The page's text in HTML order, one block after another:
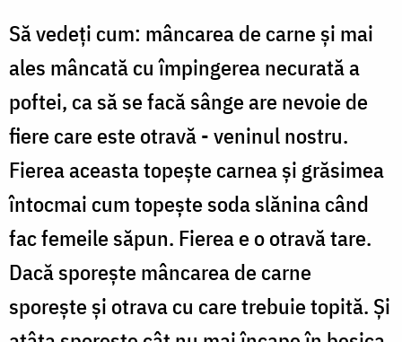
Să vedeţi cum: mâncarea de carne şi mai
ales mâncată cu împingerea necurată a
poftei, ca să se facă sânge are nevoie de
fiere care este otravă - veninul nostru.
Fierea aceasta topeşte carnea şi grăsimea
întocmai cum topeşte soda slănina când
fac femeile săpun. Fierea e o otravă tare.
Dacă sporeşte mâncarea de carne
sporeşte şi otrava cu care trebuie topită. Şi